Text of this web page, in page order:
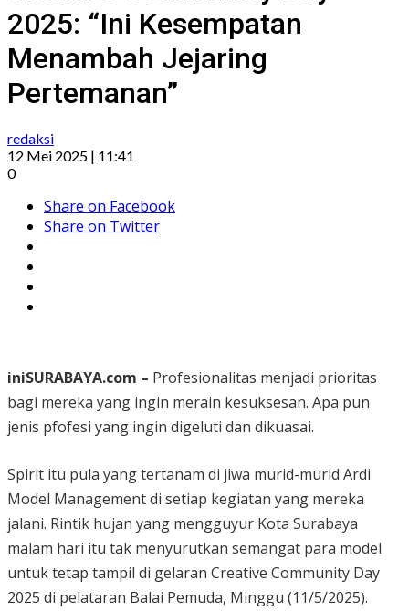
2025: “Ini Kesempatan
Menambah Jejaring
Pertemanan”
redaksi
12 Mei 2025 | 11:41
0
Share on Facebook
Share on Twitter
iniSURABAYA.com – Profesionalitas menjadi prioritas
bagi mereka yang ingin merain kesuksesan. Apa pun
jenis pfofesi yang ingin digeluti dan dikuasai.
Spirit itu pula yang tertanam di jiwa murid-murid Ardi
Model Management di setiap kegiatan yang mereka
jalani. Rintik hujan yang mengguyur Kota Surabaya
malam hari itu tak menyurutkan semangat para model
untuk tetap tampil di gelaran Creative Community Day
2025 di pelataran Balai Pemuda, Minggu (11/5/2025).